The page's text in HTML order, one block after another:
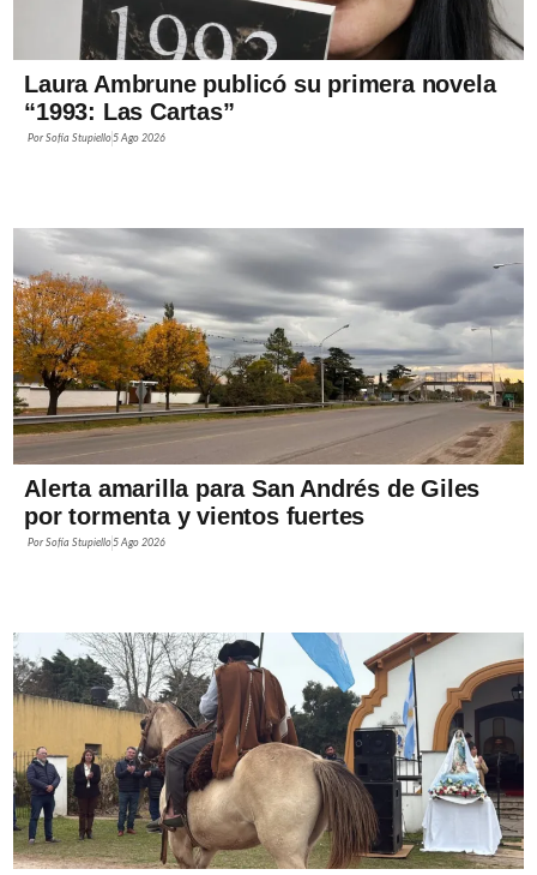
Laura Ambrune publicó su primera novela
“1993: Las Cartas”
PorSofía Stupiello5 Ago 2026
Alerta amarilla para San Andrés de Giles
por tormenta y vientos fuertes
PorSofía Stupiello5 Ago 2026